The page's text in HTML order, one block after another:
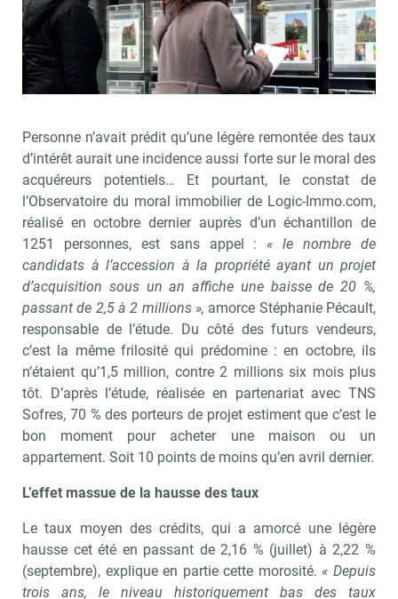
Personne n’avait prédit qu’une légère remontée des taux
d’intérêt aurait une incidence aussi forte sur le moral des
acquéreurs potentiels… Et pourtant, le constat de
l’Observatoire du moral immobilier de Logic-Immo.com,
réalisé en octobre dernier auprès d’un échantillon de
1251 personnes, est sans appel : « le nombre de
candidats à l’accession à la propriété ayant un projet
d’acquisition sous un an affiche une baisse de 20 %,
passant de 2,5 à 2 millions », amorce Stéphanie Pécault,
responsable de l’étude. Du côté des futurs vendeurs,
c’est la même frilosité qui prédomine : en octobre, ils
n’étaient qu’1,5 million, contre 2 millions six mois plus
tôt. D’après l’étude, réalisée en partenariat avec TNS
Sofres, 70 % des porteurs de projet estiment que c’est le
bon moment pour acheter une maison ou un
appartement. Soit 10 points de moins qu’en avril dernier.
L’effet massue de la hausse des taux
Le taux moyen des crédits, qui a amorcé une légère
hausse cet été en passant de 2,16 % (juillet) à 2,22 %
(septembre), explique en partie cette morosité. « Depuis
trois ans, le niveau historiquement bas des taux